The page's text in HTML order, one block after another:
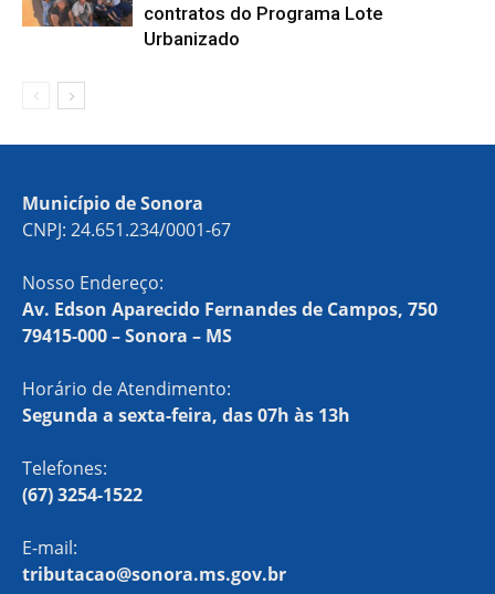
contratos do Programa Lote
Urbanizado
Município de Sonora
CNPJ: 24.651.234/0001-67
Nosso Endereço:
Av. Edson Aparecido Fernandes de Campos, 750
79415-000 – Sonora – MS
Horário de Atendimento:
Segunda a sexta-feira, das 07h às 13h
Telefones:
(67) 3254-1522
E-mail:
tributacao@sonora.ms.gov.br